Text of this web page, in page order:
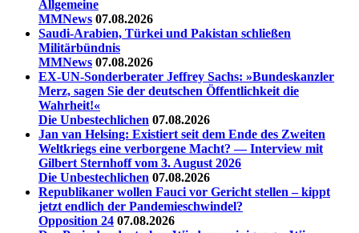
Allgemeine
MMNews 07.08.2026
Saudi-Arabien, Türkei und Pakistan schließen
Militärbündnis
MMNews 07.08.2026
EX-UN-Sonderberater Jeffrey Sachs: »Bundeskanzler
Merz, sagen Sie der deutschen Öffentlichkeit die
Wahrheit!«
Die Unbestechlichen 07.08.2026
Jan van Helsing: Existiert seit dem Ende des Zweiten
Weltkriegs eine verborgene Macht? — Interview mit
Gilbert Sternhoff vom 3. August 2026
Die Unbestechlichen 07.08.2026
Republikaner wollen Fauci vor Gericht stellen – kippt
jetzt endlich der Pandemieschwindel?
Opposition 24 07.08.2026